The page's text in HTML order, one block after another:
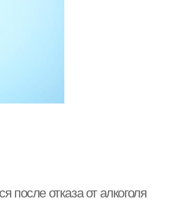
после отказа от алкоголя